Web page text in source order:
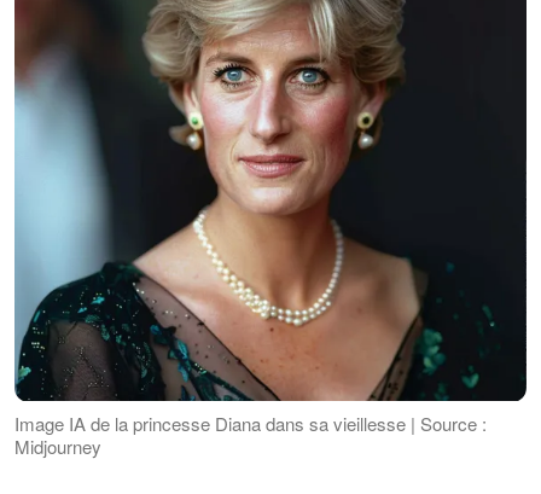
Image IA de la princesse Diana dans sa vieillesse | Source :
Midjourney